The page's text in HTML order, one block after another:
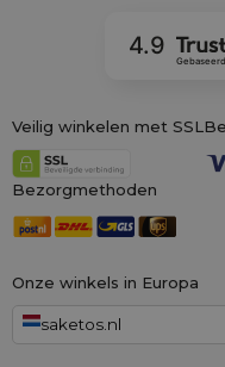
Onze winkels in Europa
saketos.nl
4.9
Veilig winkelen met SSL
Bezorgmethoden